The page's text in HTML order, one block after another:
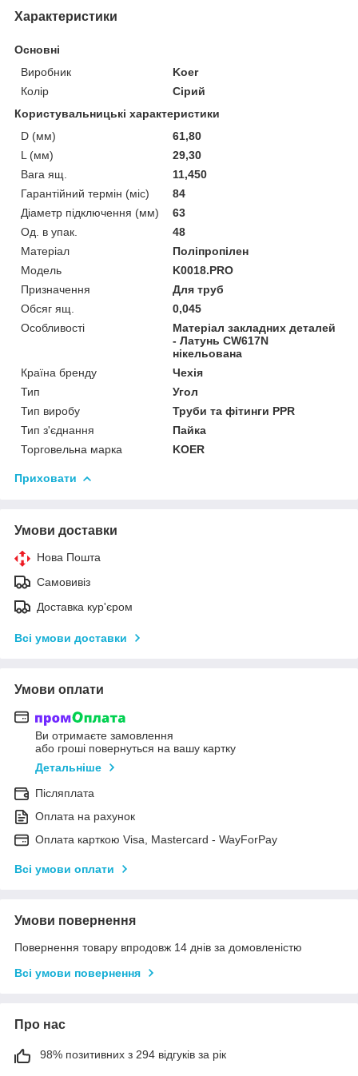
Характеристики
Основні
Виробник
Koer
Колір
Сірий
Користувальницькі характеристики
D (мм)
61,80
L (мм)
29,30
Вага ящ.
11,450
Гарантійний термін (міс)
84
Діаметр підключення (мм)
63
Од. в упак.
48
Матеріал
Поліпропілен
Мoдель
K0018.PRO
Призначення
Для труб
Обсяг ящ.
0,045
Особливості
Матеріал закладних деталей
- Латунь CW617N
нікельована
Країна бренду
Чехія
Тип
Угол
Тип виробу
Труби та фітинги PPR
Тип з'єднання
Пайка
Торговельна марка
KOER
Приховати
Умови доставки
Нова Пошта
Самовивіз
Доставка кур'єром
Всі умови доставки
Умови оплати
Ви отримаєте замовлення
або гроші повернуться на вашу картку
Детальніше
Післяплата
Оплата на рахунок
Оплата карткою Visa, Mastercard - WayForPay
Всі умови оплати
Умови повернення
Повернення товару впродовж 14 днів за домовленістю
Всі умови повернення
Про нас
98% позитивних з 294 відгуків за рік